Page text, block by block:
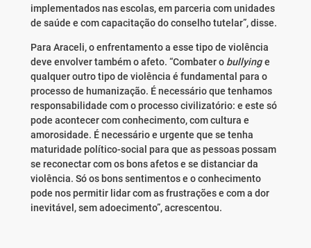
implementados nas escolas, em parceria com unidades
de saúde e com capacitação do conselho tutelar”, disse.
Para Araceli, o enfrentamento a esse tipo de violência
deve envolver também o afeto. “Combater o bullyinge
qualquer outro tipo de violência é fundamental para o
processo de humanização. É necessário que tenhamos
responsabilidade com o processo civilizatório: e este só
pode acontecer com conhecimento, com cultura e
amorosidade. É necessário e urgente que se tenha
maturidade político-social para que as pessoas possam
se reconectar com os bons afetos e se distanciar da
violência. Só os bons sentimentos e o conhecimento
pode nos permitir lidar com as frustrações e com a dor
inevitável, sem adoecimento”, acrescentou.